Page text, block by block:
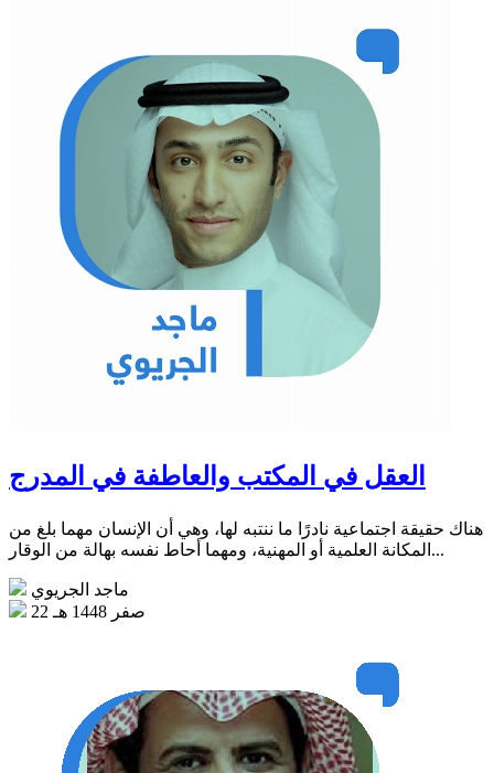
العقل في المكتب والعاطفة في المدرج
هناك حقيقة اجتماعية نادرًا ما ننتبه لها، وهي أن الإنسان مهما بلغ من
المكانة العلمية أو المهنية، ومهما أحاط نفسه بهالة من الوقار...
ماجد الجريوي
22 صفر 1448 هـ